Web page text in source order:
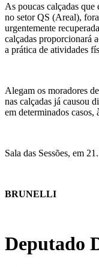
As poucas calçadas
no setor QS (Areal),
urgentemente
calçadas proporcionará
a prática de atividades
Alegam os moradores
nas calçadas já causou
em determinados casos,
Sala das Sessões, em
BRUNELLI
Deputado